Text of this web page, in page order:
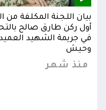
بيان اللجنة المكلفة من
أول ركن طارق صالح
في جريمة الشهيد
وحيش
منذ شهر